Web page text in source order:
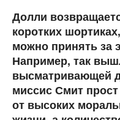
Долли
коротких
можно принять за
Например, так
высматривающей
миссис Смит
от высоких